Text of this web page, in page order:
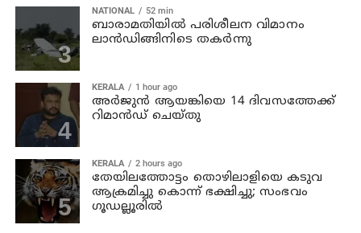
NATIONAL 52 min
ബാരാമതിയില്‍ പരിശീലന വിമാനം
ലാന്‍ഡിങ്ങിനിടെ തകര്‍ന്നു
KERALA 1 hour ago
അര്‍ജുന്‍ ആയങ്കിയെ 14 ദിവസത്തേക്ക്
റിമാൻഡ് ചെയ്തു
KERALA 2 hours ago
തേയിലത്തോട്ടം തൊഴിലാളിയെ കടുവ
ആക്രമിച്ചു കൊന്ന് ഭക്ഷിച്ചു; സംഭവം
ഗൂഡല്ലൂരില്‍